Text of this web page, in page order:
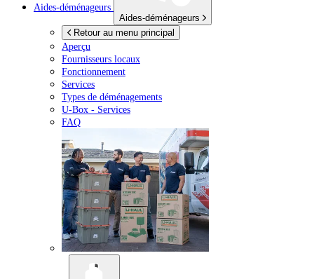
Aides-déménageurs
Aides-déménageurs
Retour au menu principal
Aperçu
Fournisseurs locaux
Fonctionnement
Services
Types de déménagements
U-Box - Services
FAQ